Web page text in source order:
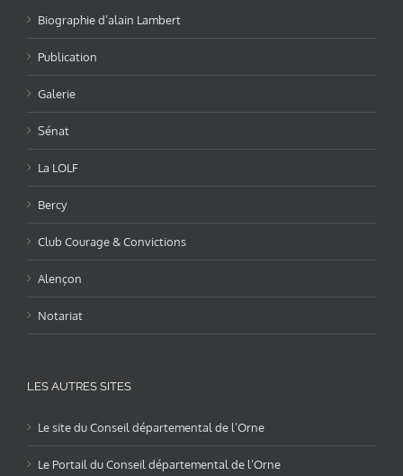
Biographie d’alain Lambert
Publication
Galerie
Sénat
La LOLF
Bercy
Club Courage & Convictions
Alençon
Notariat
LES AUTRES SITES
Le site du Conseil départemental de l’Orne
Le Portail du Conseil départemental de l’Orne